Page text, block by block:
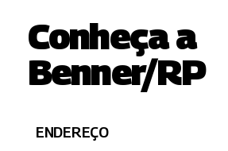
Conheça a
Benner/RP
ENDEREÇO